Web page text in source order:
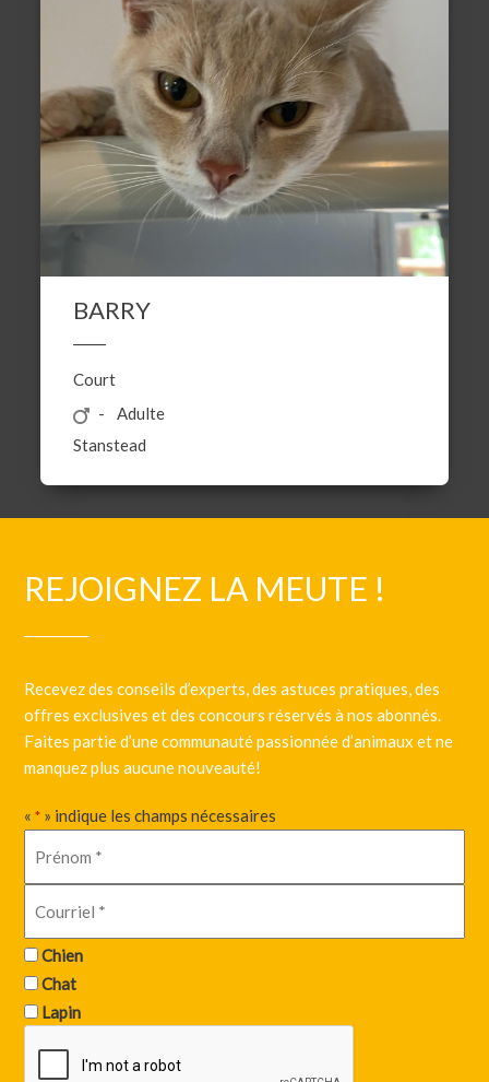
BARRY
Court
Adulte
Stanstead
REJOIGNEZ LA MEUTE !
Recevez des conseils d’experts, des astuces pratiques, des
offres exclusives et des concours réservés à nos abonnés.
Faites partie d’une communauté passionnée d’animaux et ne
manquez plus aucune nouveauté!
«* » indique les champs nécessaires
Chien
Chat
Lapin